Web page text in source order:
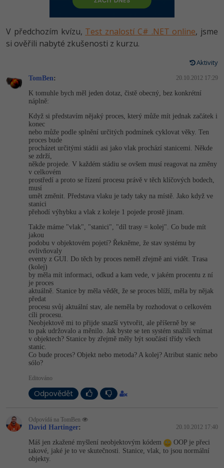
HTML5, CSS3, Bootstrap, SEO
SQL a databáze
UML a návrhové vzory
React
Spring
ASP.NET MVC
Django
PHP
JavaScript
HTML / CSS
UML a návrhové vzory
MySQL/MariaDB
MS-SQL
SQLite
Vývojář mobilních aplikací
Specialista na AI a bigdata
Webdesigner
Grafik / UX/UI návrhář
3D grafik
Projektový manažer
Databázový analytik
Copywriter
WordPress specialista
SEO specialista
-80%
JavaScript -80%
C++
-80%
C -80%
VB.NET
SQL
-80%
Algoritmy -41%
-10%
Pro děti
Více
Fórum
Testování softwaru
Digitální gramotnost
Marketing -30%
Kurzy designu
Adobe Illustrator -80%
Příběhy absolventů
Blog
Kariéra
V předchozím kvízu, Test znalostí C# .NET online, jsme
si ověřili nabyté zkušenosti z kurzu.
Aktivity
TomBen: 20.10.2012 17:29
K tomuhle bych měl jeden dotaz, čistě obecný, bez konkrétní
náplně:
Když si představím nějaký proces, který může mít jednak začátek i
konec
nebo může podle splnění určitých podmínek cyklovat věky. Ten
proces bude
procházet určitými stádii asi jako vlak prochází stanicemi. Někde
se zdrží,
někde projede. V každém stádiu se ovšem musí reagovat na změny
v celkovém
prostředí a proto se řízení procesu právě v těch klíčových bodech,
musí
umět změnit. Představa vlaku je tady taky na místě. Jako když ve
stanici
přehodí výhybku a vlak z koleje 1 pojede prostě jinam.
Takže máme "vlak", "stanici", "díl trasy = kolej". Co bude mít
jakou
podobu v objektovém pojetí? Řekněme, že stav systému by
ovlivňovaly
eventy z GUI. Do těch by proces neměl zřejmě ani vidět. Trasa
(kolej)
by měla mít informaci, odkud a kam vede, v jakém procentu z ní
je proces
aktuálně. Stanice by měla vědět, že se proces blíží, měla by nějak
předat
procesu svůj aktuální stav, ale neměla by rozhodovat o celkovém
cíli procesu.
Neobjektově mi to přijde snazší vytvořit, ale příšerně by se
to pak udržovalo a měnilo. Jak byste se ten systém snažili vnímat
v objektech? Stanice by zřejmě měly být součástí třídy všech
stanic.
Co bude proces? Objekt nebo metoda? A kolej? Atribut stanic nebo
sólo?
Editováno
Odpovědět
Odpovídá na TomBen
David Hartinger: 20.10.2012 17:40
Máš jen zkažené myšlení neobjektovým kódem
OOP je přeci
takové, jaké je to ve skutečnosti. Stanice, vlak, to jsou normální
objekty.